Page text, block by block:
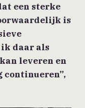
een sterke
is
daar als
leveren en
continueren”,